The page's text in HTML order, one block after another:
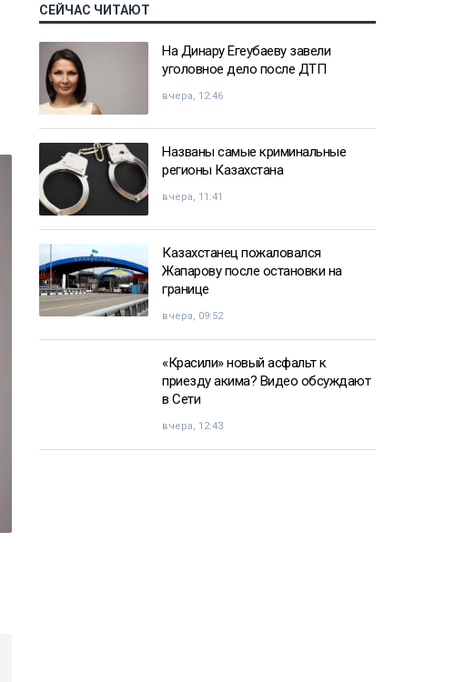
СЕЙЧАС ЧИТАЮТ
На Динару Егеубаеву завели
уголовное дело после ДТП
вчера, 12:46
Названы самые криминальные
регионы Казахстана
вчера, 11:41
Казахстанец пожаловался
Жапарову после остановки на
границе
вчера, 09:52
«Красили» новый асфальт к
приезду акима? Видео обсуждают
в Сети
вчера, 12:43